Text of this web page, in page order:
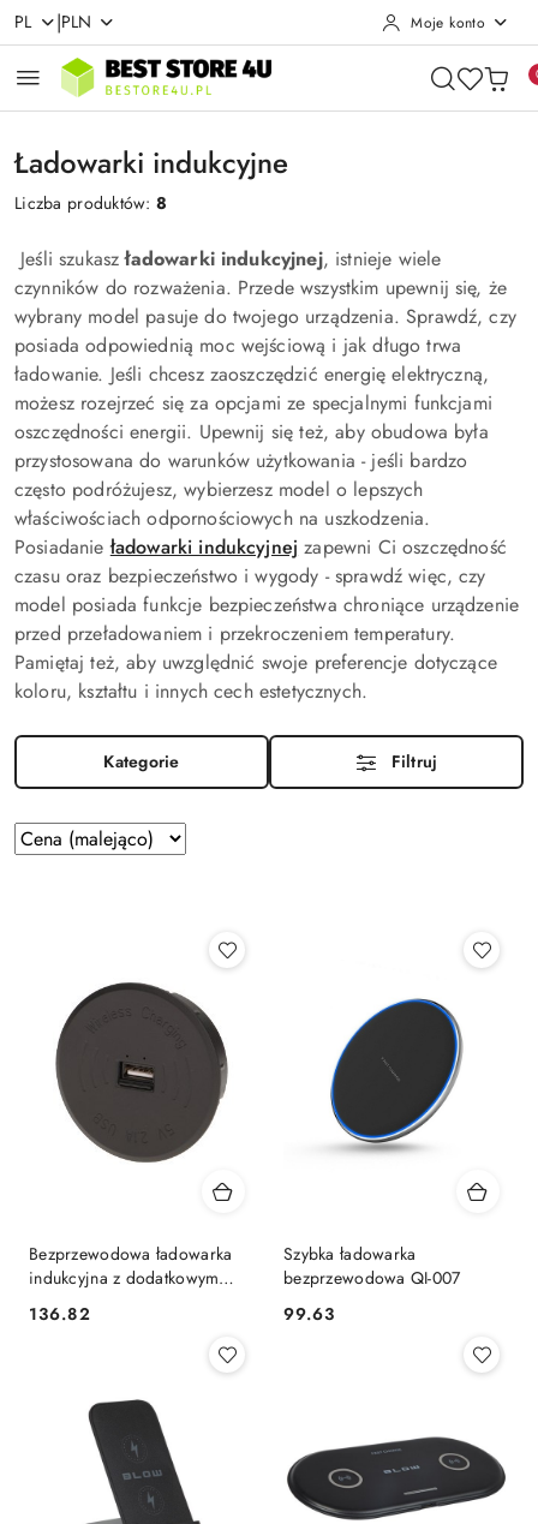
Przejdź do treści głównej
Przejdź do wyszukiwarki
Przejdź do moje konto
Przejdź do menu głównego
Przejdź do stopki
PL |PLN Moje konto
Ładowarki indukcyjne
Liczba produktów:8
Jeśli szukaszładowarki indukcyjnej, istnieje wiele
czynników do rozważenia. Przede wszystkim upewnij się, że
wybrany model pasuje do twojego urządzenia. Sprawdź, czy
posiada odpowiednią moc wejściową i jak długo trwa
ładowanie. Jeśli chcesz zaoszczędzić energię elektryczną,
możesz rozejrzeć się za opcjami ze specjalnymi funkcjami
oszczędności energii. Upewnij się też, aby obudowa była
przystosowana do warunków użytkowania - jeśli bardzo
często podróżujesz, wybierzesz model o lepszych
właściwościach odpornościowych na uszkodzenia.
Posiadanieładowarki indukcyjnej zapewni Ci oszczędność
czasu oraz bezpieczeństwo i wygody - sprawdź więc, czy
model posiada funkcje bezpieczeństwa chroniące urządzenie
przed przeładowaniem i przekroczeniem temperatury.
Pamiętaj też, aby uwzględnić swoje preferencje dotyczące
koloru, kształtu i innych cech estetycznych.
Kategorie Filtruj
Zastosowano
sortowanie:
Sortuj
według
Bezprzewodowa ładowarka
indukcyjna z dodatkowym
portem USB, czarna
Cena:
136.82
Szybka ładowarka
bezprzewodowa QI-007
Cena:
99.63